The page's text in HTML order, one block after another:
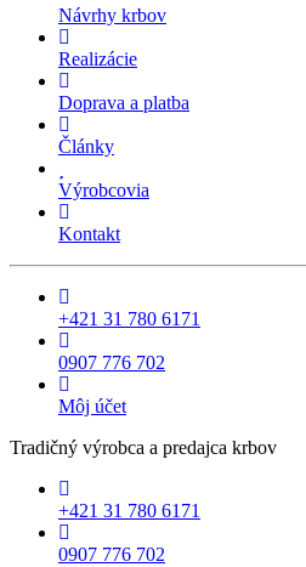
Návrhy krbov
Realizácie
Doprava a platba
Články
Výrobcovia
Kontakt
+421 31 780 6171
0907 776 702
Môj účet
Tradičný výrobca a predajca krbov
+421 31 780 6171
0907 776 702